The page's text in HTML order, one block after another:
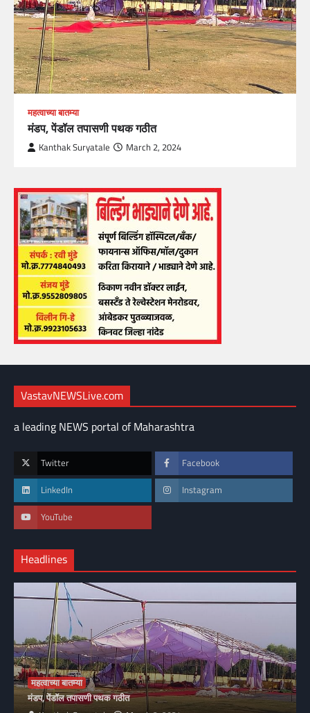
महत्वाच्या बातम्या
मंडप, पेंडॉल तपासणी पथक गठीत
Kanthak Suryatale March 2, 2024
VastavNEWSLive.com
a leading NEWS portal of Maharashtra
Twitter Facebook
LinkedIn Instagram
YouTube
Headlines
महत्वाच्या बातम्या
मंडप, पेंडॉल तपासणी पथक गठीत